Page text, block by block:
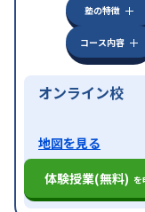
塾の特徴
コース内容
オンライン校
地図を見る
体験授業(無料) を